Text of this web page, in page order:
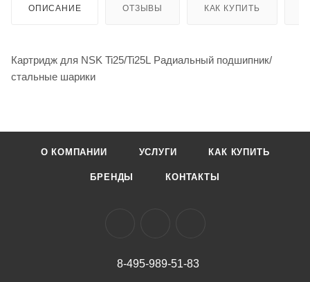
ОПИСАНИЕ ОТЗЫВЫ КАК КУПИТЬ
Картридж для NSK Ti25/Ti25L Радиальный подшипник/
стальные шарики
О КОМПАНИИ УСЛУГИ КАК КУПИТЬ
БРЕНДЫ КОНТАКТЫ
8-495-989-51-83